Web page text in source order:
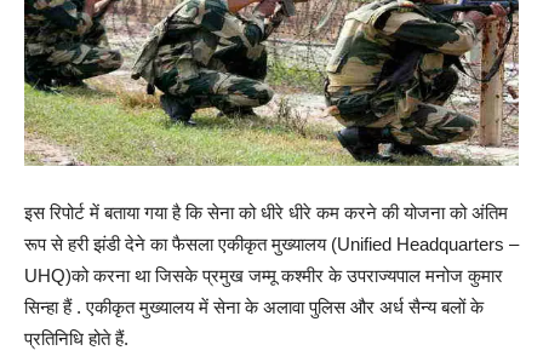
इस रिपोर्ट में बताया गया है कि सेना को धीरे धीरे कम करने की योजना को अंतिम
रूप से हरी झंडी देने का फैसला एकीकृत मुख्यालय (Unified Headquarters –
UHQ)को करना था जिसके प्रमुख जम्मू कश्मीर के उपराज्यपाल मनोज कुमार
सिन्हा हैं . एकीकृत मुख्यालय में सेना के अलावा पुलिस और अर्ध सैन्य बलों के
प्रतिनिधि होते हैं.